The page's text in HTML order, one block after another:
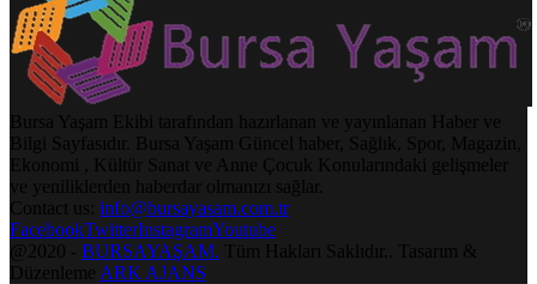
Bursa Yaşam Ekibi tarafından hazırlanan ve yayınlanan Haber ve
Bilgi Sayfasıdır. Bursa Yaşam Güncel haber, Sağlık, Spor, Magazin,
Ekonomi , Kültür Sanat ve Anne Çocuk Konularındaki gelişmeler
ve yeniliklerden haberdar olmanızı sağlar.
Contact us: info@bursayasam.com.tr
FacebookTwitterInstagramYoutube
@2020 - BURSAYAŞAM. Tüm Hakları Saklıdır.. Tasarım &
Düzenleme ARK AJANS